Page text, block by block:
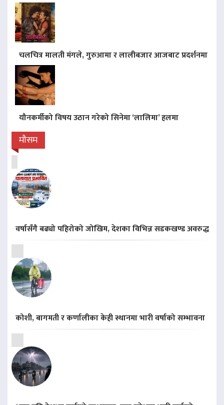
चलचित्र मालती मंगले, गुरुआमा र लालीबजार आजबाट प्रदर्शनमा
यौनकर्मीको विषय उठान गरेको सिनेमा ‘लालिमा’ हलमा
मौसम
वर्षासँगै बढ्यो पहिरोको जोखिम, देशका विभिन्न सडकखण्ड अवरुद्ध
कोशी, बागमती र कर्णालीका केही स्थानमा भारी वर्षाको सम्भावना